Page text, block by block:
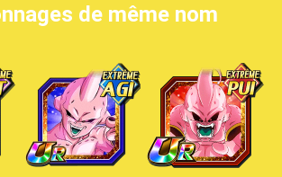
de même nom